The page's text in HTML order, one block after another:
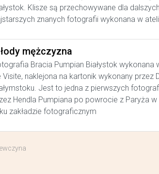
Klisze są przechowywane dla
znanych fotografii wykonana w
mężczyzna
Bracia Pumpian Białystok
Visite, naklejona na kartonik wykonany przez
Jest to jedna z pierwszych
Hendla Pumpiana po powrocie z Paryża
zakładzie fotograficznym